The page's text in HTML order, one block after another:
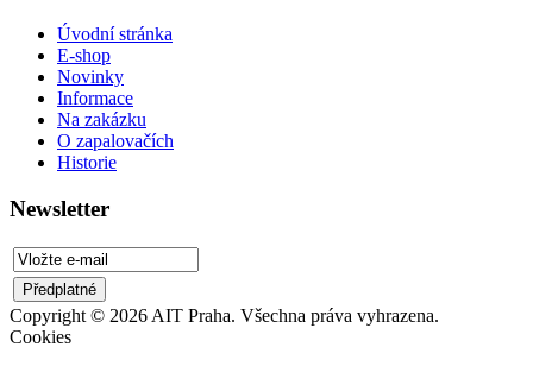
Úvodní stránka
E-shop
Novinky
Informace
Na zakázku
O zapalovačích
Historie
Newsletter
Copyright © 2026 AIT Praha. Všechna práva vyhrazena.
Cookies